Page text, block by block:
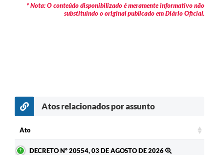
* Nota: O conteúdo disponibilizado é meramente informativo não
substituindo o original publicado em Diário Oficial.
Atos relacionados por assunto
Ato
DECRETO Nº 20554, 03 DE AGOSTO DE 2026